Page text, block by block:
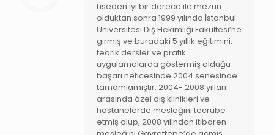
Liseden iyi bir derece ile mezun
olduktan sonra 1999 yılında İstanbul
Üniversitesi Diş Hekimliği Fakültesi’ne
girmiş ve buradaki 5 yıllık eğitimini,
teorik dersler ve pratik
uygulamalarda göstermiş olduğu
başarı neticesinde 2004 senesinde
tamamlamıştır. 2004- 2008 yılları
arasında özel diş klinikleri ve
hastanelerde mesleğini tecrübe
etmiş olup, 2008 yılından itibaren